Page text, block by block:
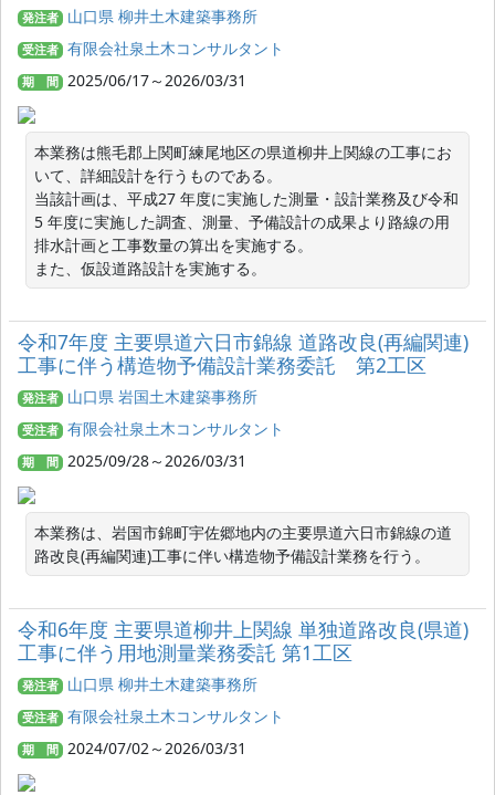
発注者 山口県 柳井土木建築事務所
受注者 有限会社泉土木コンサルタント
期 間 2025/06/17～2026/03/31
本業務は熊毛郡上関町練尾地区の県道柳井上関線の工事にお
いて、詳細設計を行うものである。
当該計画は、平成27 年度に実施した測量・設計業務及び令和
5 年度に実施した調査、測量、予備設計の成果より路線の用
排水計画と工事数量の算出を実施する。
また、仮設道路設計を実施する。
令和7年度 主要県道六日市錦線 道路改良(再編関連)
工事に伴う構造物予備設計業務委託 第2工区
発注者 山口県 岩国土木建築事務所
受注者 有限会社泉土木コンサルタント
期 間 2025/09/28～2026/03/31
本業務は、岩国市錦町宇佐郷地内の主要県道六日市錦線の道
路改良(再編関連)工事に伴い構造物予備設計業務を行う。
令和6年度 主要県道柳井上関線 単独道路改良(県道)
工事に伴う用地測量業務委託 第1工区
発注者 山口県 柳井土木建築事務所
受注者 有限会社泉土木コンサルタント
期 間 2024/07/02～2026/03/31